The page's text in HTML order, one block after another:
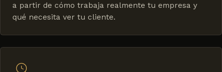
a partir de cómo trabaja realmente tu empresa y
qué necesita ver tu cliente.